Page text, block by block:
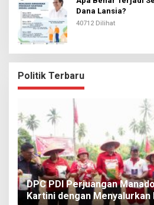
Dana Lansia?
40712 Dilihat
Politik Terbaru
DPC PDI Perjuangan
Kartini dengan Menyalurkan